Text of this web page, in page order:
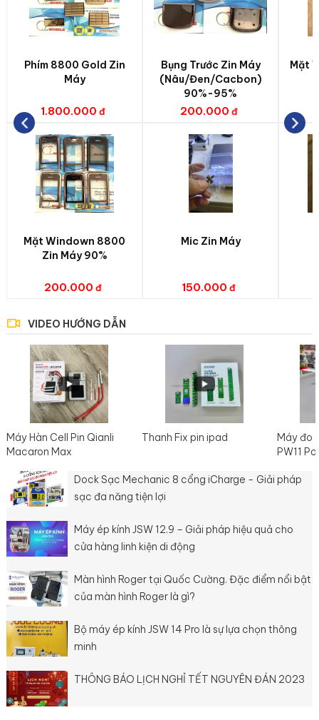
Phím 8800 Gold Zin
Máy
1.800.000
Mặt Windown 8800
Zin Máy 90%
200.000
Bụng Trước Zin Máy
(Nâu/Đen/Cacbon)
90%-95%
200.000
Mic Zin Máy
150.000
Mặt
VIDEO HƯỚNG DẪN
Máy Hàn Cell Pin Qianli
Macaron Max
Thanh Fix pin ipad
Máy đo
PW11
Dock Sạc Mechanic 8 cổng iCharge - Giải pháp
sạc đa năng tiện lợi
Máy ép kính JSW 12.9 – Giải pháp hiệu quả cho
cửa hàng linh kiện di động
Màn hình Roger tại Quốc Cường. Đặc điểm nổi bật
của màn hình Roger là gì?
Bộ máy ép kính JSW 14 Pro là sự lựa chọn thông
minh
THÔNG BÁO LỊCH NGHỈ TẾT NGUYÊN ĐÁN 2023